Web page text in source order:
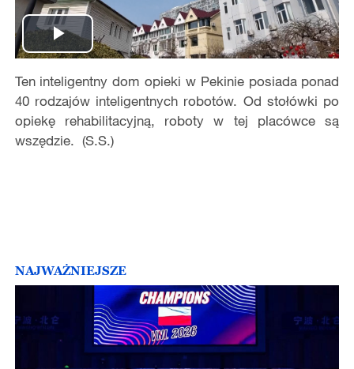
Play
Video
Ten inteligentny dom opieki w Pekinie posiada ponad
40 rodzajów inteligentnych robotów. Od stołówki po
opiekę rehabilitacyjną, roboty w tej placówce są
wszędzie. (S.S.)
NAJWAŻNIEJSZE